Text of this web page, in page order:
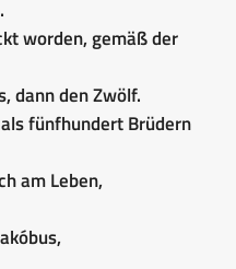
worden, gemäß der
dann den Zwölf.
fünfhundert Brüdern
am Leben,